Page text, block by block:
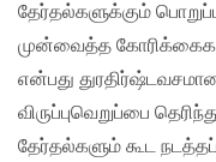
தேர்தல்களுக்கும்
முன்வைத்த
என்பது
விருப்புவெறுப்பை
தேர்தல்களும் கூட